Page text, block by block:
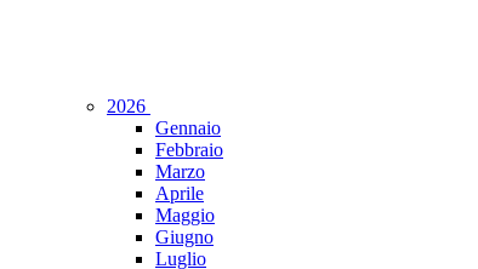
2026
Gennaio
Febbraio
Marzo
Aprile
Maggio
Giugno
Luglio